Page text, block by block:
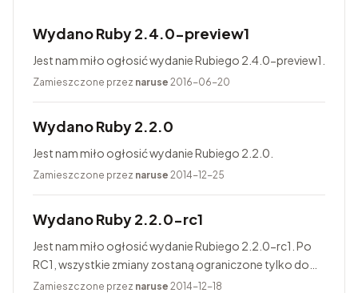
Wydano Ruby 2.4.0-preview1
Jest nam miło ogłosić wydanie Rubiego 2.4.0-preview1.
Zamieszczone przez naruse 2016-06-20
Wydano Ruby 2.2.0
Jest nam miło ogłosić wydanie Rubiego 2.2.0.
Zamieszczone przez naruse 2014-12-25
Wydano Ruby 2.2.0-rc1
Jest nam miło ogłosić wydanie Rubiego 2.2.0-rc1. Po
RC1, wszystkie zmiany zostaną ograniczone tylko do
poprawiania błędów. Finalne wydanie Rubiego 2.2.0
Zamieszczone przez naruse 2014-12-18